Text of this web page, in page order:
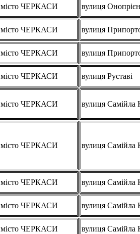
місто ЧЕРКАСИ вулиця
місто ЧЕРКАСИ вулиця
місто ЧЕРКАСИ вулиця
місто ЧЕРКАСИ вулиця Руставі
місто ЧЕРКАСИ вулиця Самійла
місто ЧЕРКАСИ вулиця Самійла
місто ЧЕРКАСИ вулиця Самійла
місто ЧЕРКАСИ вулиця Самійла
місто ЧЕРКАСИ вулиця Самійла